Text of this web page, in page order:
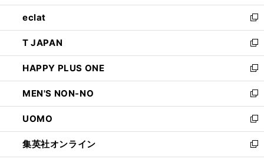
開
く
ウ
で
開
く
ン
ド
ウ
で
開
く
ウ
ィ
ン
ド
ウ
で
開
く
し
い
ウ
ィ
ン
ド
ウ
で
開
く
eclat
新
し
い
ウ
ィ
ン
ド
ウ
で
開
く
T JAPAN
新
し
い
ウ
ィ
ン
ド
ウ
で
開
HAPPY PLUS ONE
新
し
い
ウ
ィ
ン
ド
MEN'S NON-NO
新
し
い
ウ
ィ
UOMO
新
し
い
集英社オンライン
新